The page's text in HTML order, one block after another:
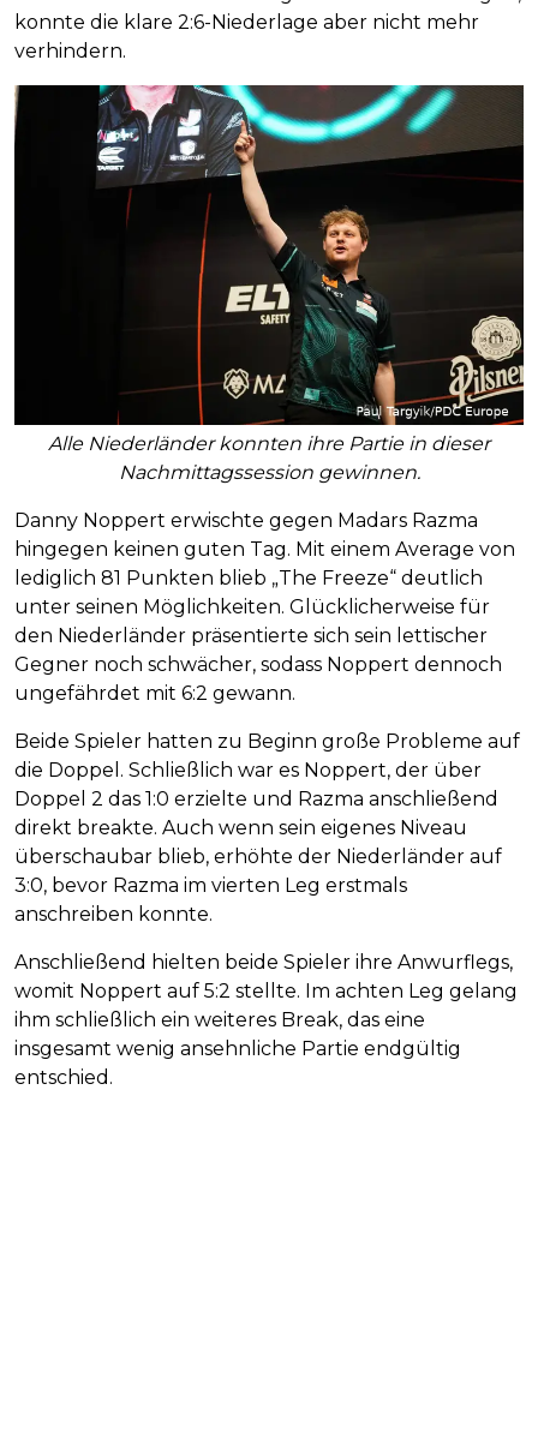
konnte die klare 2:6-Niederlage aber nicht mehr
verhindern.
Alle Niederländer konnten ihre Partie in dieser
Nachmittagssession gewinnen.
Danny Noppert erwischte gegen Madars Razma
hingegen keinen guten Tag. Mit einem Average von
lediglich 81 Punkten blieb „The Freeze“ deutlich
unter seinen Möglichkeiten. Glücklicherweise für
den Niederländer präsentierte sich sein lettischer
Gegner noch schwächer, sodass Noppert dennoch
ungefährdet mit 6:2 gewann.
Beide Spieler hatten zu Beginn große Probleme auf
die Doppel. Schließlich war es Noppert, der über
Doppel 2 das 1:0 erzielte und Razma anschließend
direkt breakte. Auch wenn sein eigenes Niveau
überschaubar blieb, erhöhte der Niederländer auf
3:0, bevor Razma im vierten Leg erstmals
anschreiben konnte.
Anschließend hielten beide Spieler ihre Anwurflegs,
womit Noppert auf 5:2 stellte. Im achten Leg gelang
ihm schließlich ein weiteres Break, das eine
insgesamt wenig ansehnliche Partie endgültig
entschied.